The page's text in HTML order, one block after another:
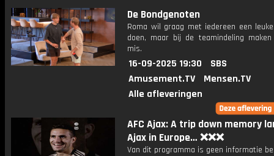
De Bondgenoten
Roma wil graag met iedereen een
doen, maar bij de teamindeling
mis.
16-09-2025 19:30
SBS
Amusement.TV
Mensen.TV
Alle afleveringen
AFC Ajax: A trip down memory
Ajax in Europe… ❌❌❌
Van dit programma is geen informatie